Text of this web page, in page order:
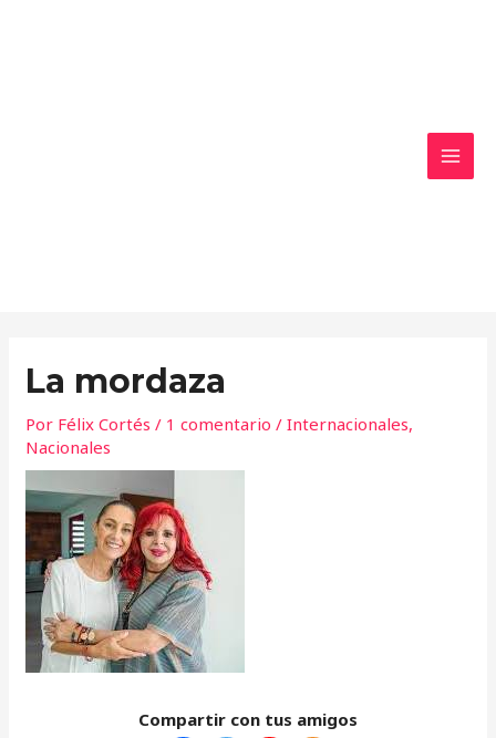
La mordaza
Por Félix Cortés/ 1 comentario /Internacionales,
Nacionales
Compartir con tus amigos